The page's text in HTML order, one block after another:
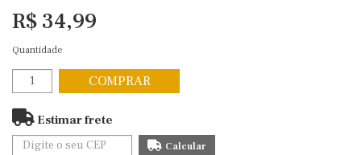
R$ 34,99
Quantidade
COMPRAR
Estimar frete